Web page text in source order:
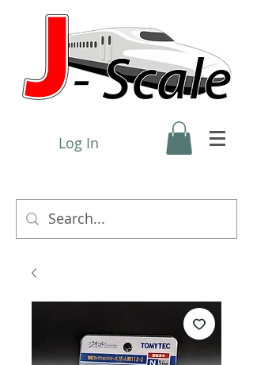
Log In